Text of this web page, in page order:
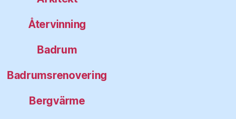
Återvinning
Badrum
Badrumsrenovering
Bergvärme